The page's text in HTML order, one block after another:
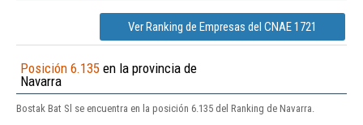
Ver Ranking de Empresas del CNAE 1721
Posición 6.135 en la provincia de
Navarra
Bostak Bat Sl se encuentra en la posición 6.135 del Ranking de Navarra.